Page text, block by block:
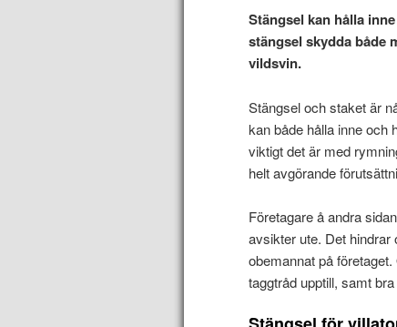
Stängsel kan hålla
stängsel skydda både
vildsvin.
Stängsel och staket är
kan både hålla inne och
viktigt det är med
helt avgörande
Företagare å andra
avsikter ute. Det hindrar
obemannat på
taggtråd upptill, samt